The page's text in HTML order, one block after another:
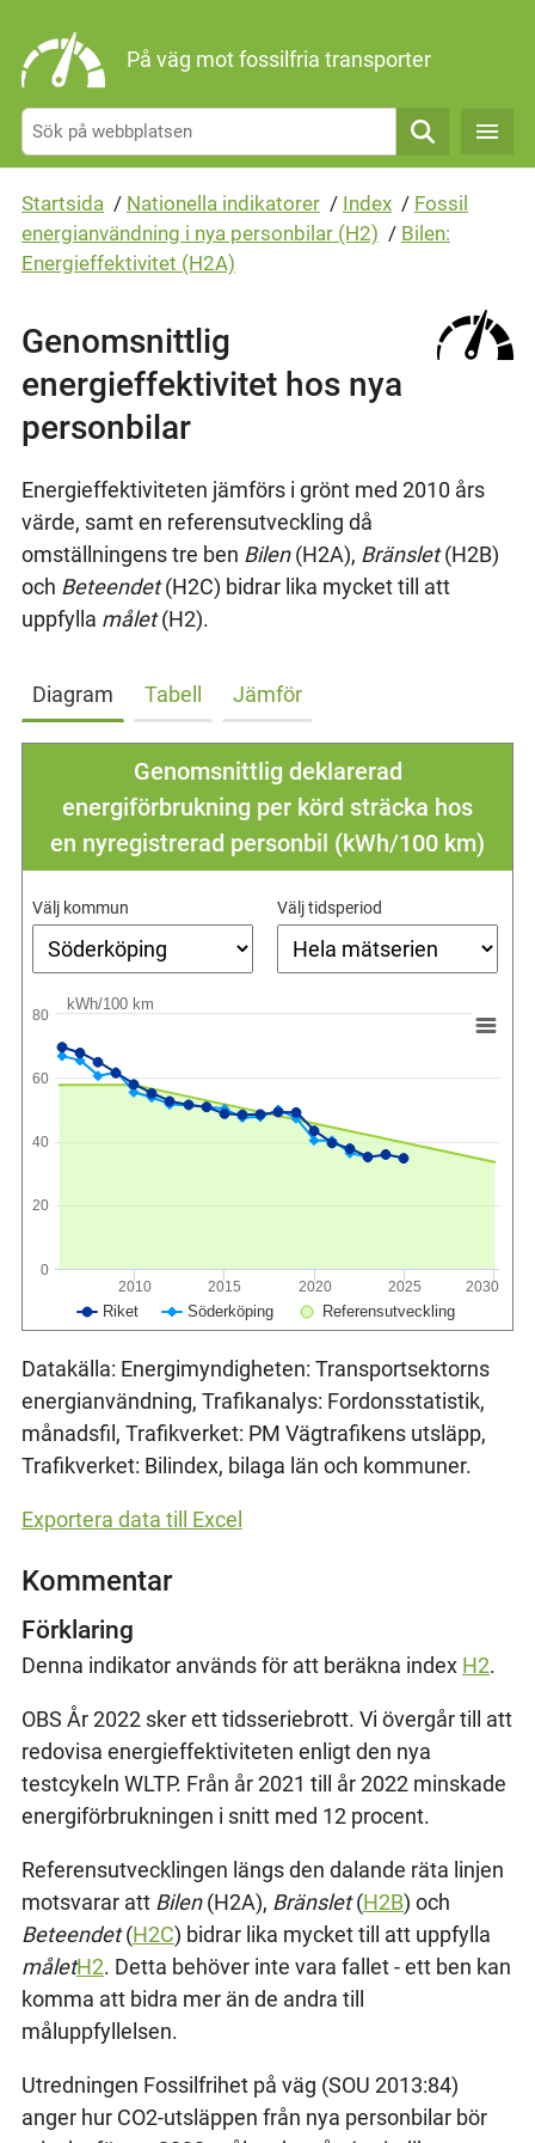
På väg mot fossilfria transporter
Sök
Startsida / Nationella indikatorer / Index / Fossil
energianvändning i nya personbilar (H2) / Bilen:
Energieffektivitet (H2A)
Genomsnittlig
energieffektivitet hos nya
personbilar
Energieffektiviteten jämförs i grönt med 2010 års
värde, samt en referensutveckling då
omställningens tre ben Bilen(H2A), Bränslet(H2B)
och Beteendet(H2C) bidrar lika mycket till att
uppfylla målet(H2).
Diagram Tabell Jämför
Genomsnittlig deklarerad
energiförbrukning per körd sträcka hos
en nyregistrerad personbil (kWh/100 km)
Välj kommun Välj tidsperiod
kWh/100 km
Riket Söderköping Referensutveckling
2010 2015 2020 2025 2030
0
20
40
60
80
Datakälla: Energimyndigheten: Transportsektorns
energianvändning, Trafikanalys: Fordonsstatistik,
månadsfil, Trafikverket: PM Vägtrafikens utsläpp,
Trafikverket: Bilindex, bilaga län och kommuner.
Exportera data till Excel
Kommentar
Förklaring
Denna indikator används för att beräkna index H2.
OBS År 2022 sker ett tidsseriebrott. Vi övergår till att
redovisa energieffektiviteten enligt den nya
testcykeln WLTP. Från år 2021 till år 2022 minskade
energiförbrukningen i snitt med 12 procent.
Referensutvecklingen längs den dalande räta linjen
motsvarar att Bilen(H2A), Bränslet(H2B) och
Beteendet(H2C) bidrar lika mycket till att uppfylla
måletH2. Detta behöver inte vara fallet - ett ben kan
komma att bidra mer än de andra till
måluppfyllelsen.
Utredningen Fossilfrihet på väg (SOU 2013:84)
anger hur CO2-utsläppen från nya personbilar bör